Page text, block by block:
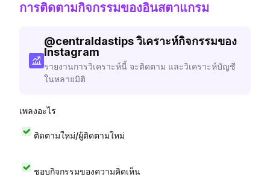
การติดตามกิจกรรมของอินสตาแกรม
@centraldastipsวิเคราะห์กิจกรรมของ
Instagram
รายงานการวิเคราะห์นี้ จะติดตาม และวิเคราะห์บัญชี
ในหลายมิติ
เพลงอะไร
ติดตามใหม่/ผู้ติดตามใหม่
ชอบกิจกรรมของความคิดเห็น